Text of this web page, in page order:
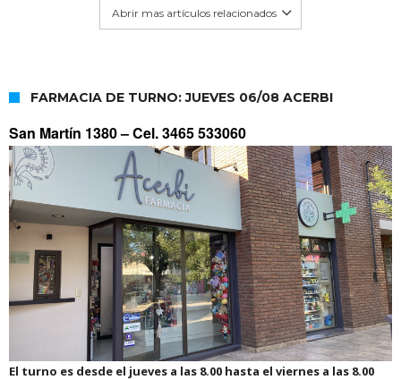
Abrir mas artículos relacionados
FARMACIA DE TURNO: JUEVES 06/08 ACERBI
San Martín 1380 –Cel. 3465 533060
El turno es desde el jueves a las 8.00 hasta el viernes a las 8.00